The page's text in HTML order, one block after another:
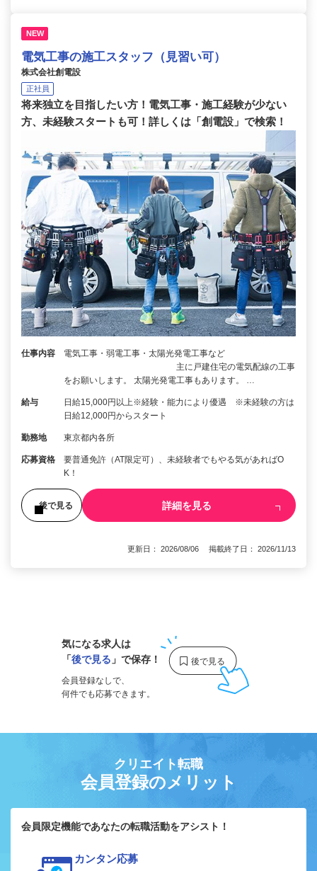
NEW
電気工事の施工スタッフ（見習い可）
株式会社創電設
正社員
将来独立を目指したい方！電気工事・施工経験が少ない
方、未経験スタートも可！詳しくは「創電設」で検索！
仕事内容
電気工事・弱電工事・太陽光発電工事など
主に戸建住宅の電気配線の工事
をお願いします。 太陽光発電工事もあります。 …
給与
日給15,000円以上※経験・能力により優遇 ※未経験の方は
日給12,000円からスタート
勤務地 東京都内各所
応募資格
要普通免許（AT限定可）、未経験者でもやる気があればO
K！
後で見る 詳細を見る
更新日： 2026/08/06 掲載終了日： 2026/11/13
気になる求人は
「後で見る 」で保存！
会員登録なしで、
何件でも応募できます。
クリエイト転職
会員登録のメリット
会員限定機能であなたの転職活動をアシスト！
カンタン応募